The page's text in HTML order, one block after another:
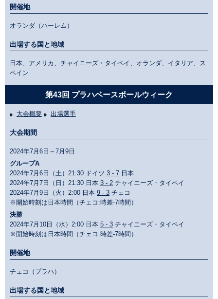
開催地
オランダ（ハーレム）
出場する国と地域
日本、アメリカ、チャイニーズ・タイペイ、オランダ、イタリア、ス
ペイン
第43回 プラハベースボールウィーク
大会概要 出場選手
大会期間
2024年7月6日～7月9日
グループA
2024年7月6日（土）21:30 ドイツ 3 - 7 日本
2024年7月7日（日）21:30 日本 3 - 2 チャイニーズ・タイペイ
2024年7月9日（火）2:00 日本 9 - 3 チェコ
※開始時刻は日本時間（チェコ:時差-7時間）
決勝
2024年7月10日（水）2:00 日本 5 - 3 チャイニーズ・タイペイ
※開始時刻は日本時間（チェコ:時差-7時間）
開催地
チェコ（プラハ）
出場する国と地域